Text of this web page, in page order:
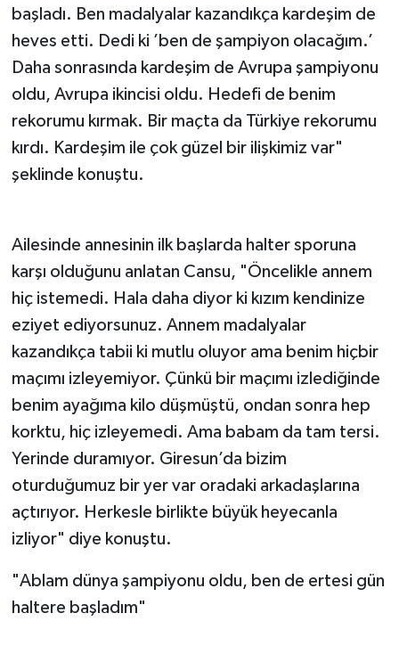
başladı. Ben madalyalar kazandıkça kardeşim de
heves etti. Dedi ki ’ben de şampiyon olacağım.’
Daha sonrasında kardeşim de Avrupa şampiyonu
oldu, Avrupa ikincisi oldu. Hedefi de benim
rekorumu kırmak. Bir maçta da Türkiye rekorumu
kırdı. Kardeşim ile çok güzel bir ilişkimiz var"
şeklinde konuştu.
Ailesinde annesinin ilk başlarda halter sporuna
karşı olduğunu anlatan Cansu, "Öncelikle annem
hiç istemedi. Hala daha diyor ki kızım kendinize
eziyet ediyorsunuz. Annem madalyalar
kazandıkça tabii ki mutlu oluyor ama benim hiçbir
maçımı izleyemiyor. Çünkü bir maçımı izlediğinde
benim ayağıma kilo düşmüştü, ondan sonra hep
korktu, hiç izleyemedi. Ama babam da tam tersi.
Yerinde duramıyor. Giresun’da bizim
oturduğumuz bir yer var oradaki arkadaşlarına
açtırıyor. Herkesle birlikte büyük heyecanla
izliyor" diye konuştu.
"Ablam dünya şampiyonu oldu, ben de ertesi gün
haltere başladım"